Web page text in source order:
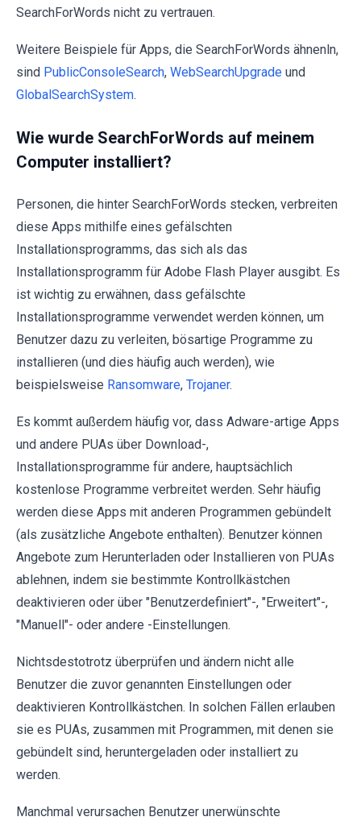
SearchForWords nicht zu vertrauen.
Weitere Beispiele für Apps, die SearchForWords ähnenln,
sind PublicConsoleSearch, WebSearchUpgrade und
GlobalSearchSystem.
Wie wurde SearchForWords auf meinem
Computer installiert?
Personen, die hinter SearchForWords stecken, verbreiten
diese Apps mithilfe eines gefälschten
Installationsprogramms, das sich als das
Installationsprogramm für Adobe Flash Player ausgibt. Es
ist wichtig zu erwähnen, dass gefälschte
Installationsprogramme verwendet werden können, um
Benutzer dazu zu verleiten, bösartige Programme zu
installieren (und dies häufig auch werden), wie
beispielsweise Ransomware, Trojaner.
Es kommt außerdem häufig vor, dass Adware-artige Apps
und andere PUAs über Download-,
Installationsprogramme für andere, hauptsächlich
kostenlose Programme verbreitet werden. Sehr häufig
werden diese Apps mit anderen Programmen gebündelt
(als zusätzliche Angebote enthalten). Benutzer können
Angebote zum Herunterladen oder Installieren von PUAs
ablehnen, indem sie bestimmte Kontrollkästchen
deaktivieren oder über "Benutzerdefiniert"-, "Erweitert"-,
"Manuell"- oder andere -Einstellungen.
Nichtsdestotrotz überprüfen und ändern nicht alle
Benutzer die zuvor genannten Einstellungen oder
deaktivieren Kontrollkästchen. In solchen Fällen erlauben
sie es PUAs, zusammen mit Programmen, mit denen sie
gebündelt sind, heruntergeladen oder installiert zu
werden.
Manchmal verursachen Benutzer unerwünschte